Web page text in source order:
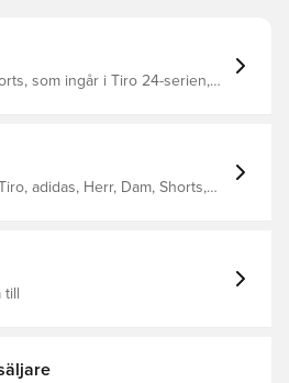
som ingår i Tiro 24-serien,
adidas, Herr, Dam, Shorts,